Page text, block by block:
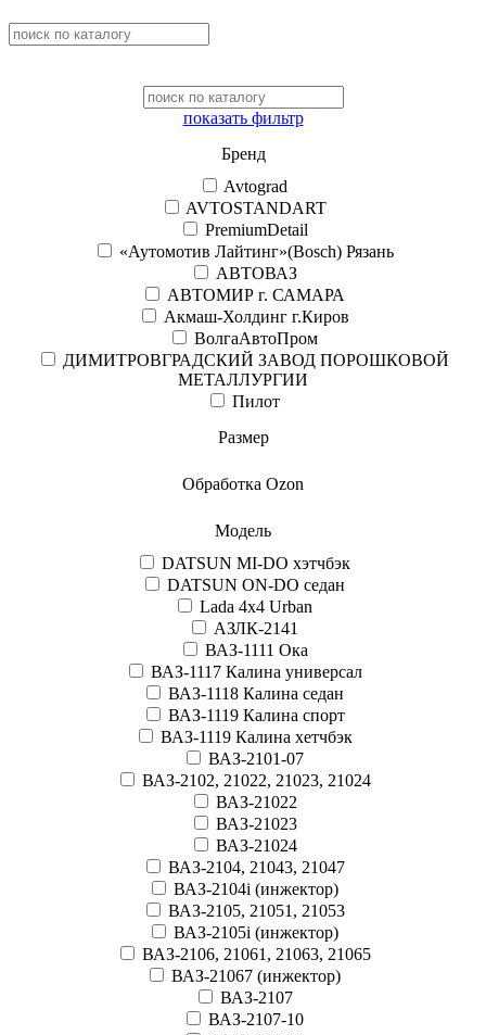
показать фильтр
Бренд
Avtograd
AVTOSTANDART
PremiumDetail
«Аутомотив Лайтинг»(Bosch) Рязань
АВТОВАЗ
АВТОМИР г. САМАРА
Акмаш-Холдинг г.Киров
ВолгаАвтоПром
ДИМИТРОВГРАДСКИЙ ЗАВОД ПОРОШКОВОЙ
МЕТАЛЛУРГИИ
Пилот
Размер
Обработка Ozon
Модель
DATSUN MI-DO хэтчбэк
DATSUN ON-DO седан
Lada 4x4 Urban
АЗЛК-2141
ВАЗ-1111 Ока
ВАЗ-1117 Калина универсал
ВАЗ-1118 Калина седан
ВАЗ-1119 Калина спорт
ВАЗ-1119 Калина хетчбэк
ВАЗ-2101-07
ВАЗ-2102, 21022, 21023, 21024
ВАЗ-21022
ВАЗ-21023
ВАЗ-21024
ВАЗ-2104, 21043, 21047
ВАЗ-2104i (инжектор)
ВАЗ-2105, 21051, 21053
ВАЗ-2105i (инжектор)
ВАЗ-2106, 21061, 21063, 21065
ВАЗ-21067 (инжектор)
ВАЗ-2107
ВАЗ-2107-10